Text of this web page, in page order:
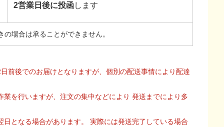
2営業日後に投函します
場合は承ることができません。
前後でのお届けとなりますが、個別の配送事情により配達
を行いますが、注文の集中などにより 発送までにより多
となる場合があります。 実際には発送完了している場合